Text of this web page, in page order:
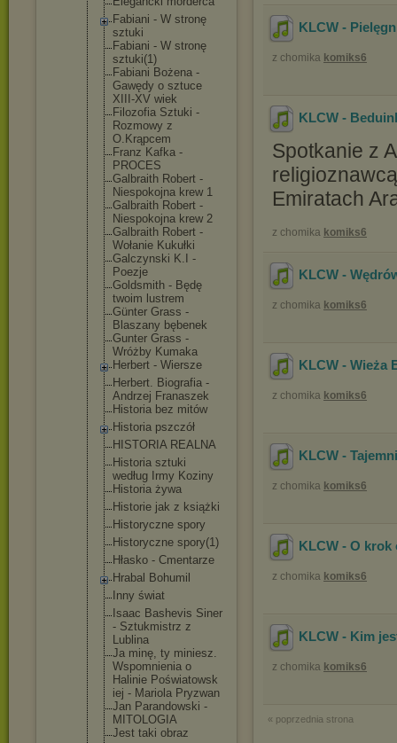
Fabiani - W stronę
sztuki
Fabiani - W stronę
sztuki(1)
Fabiani Bożena -
Gawędy o sztuce
XIII-XV wiek
Filozofia Sztuki -
Rozmowy z
O.Krąpcem
Franz Kafka -
PROCES
Galbraith Robert -
Niespokojna krew 1
Galbraith Robert -
Niespokojna krew 2
Galbraith Robert -
Wołanie Kukułki
Galczynski K.I -
Poezje
Goldsmith - Będę
twoim lustrem
Günter Grass -
Blaszany bębenek
Gunter Grass -
Wróżby Kumaka
Herbert - Wiersze
Herbert. Biografia -
Andrzej Franaszek
Historia bez mitów
Historia pszczół
HISTORIA REALNA
Historia sztuki
według Irmy Koziny
Historia żywa
Historie jak z książki
Historyczne spory
Historyczne spory(1)
Hłasko - Cmentarze
Hrabal Bohumil
Inny świat
Isaac Bashevis Siner
- Sztukmistrz z
Lublina
Ja minę, ty miniesz.
Wspomnienia o
Halinie Poświatowsk
iej - Mariola Pryzwan
Jan Parandowski -
MITOLOGIA
Jest taki obraz
KLCW -
z chomika komiks6
KLCW -
Spotkanie z
Emiratach
z chomika komiks6
KLCW -
z chomika komiks6
KLCW - Wieża
z chomika komiks6
KLCW -
z chomika komiks6
KLCW - O
z chomika komiks6
KLCW - Kim
z chomika komiks6
« poprzednia strona